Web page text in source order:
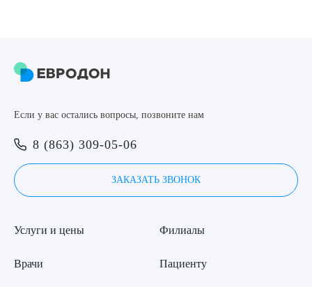
Если у вас остались вопросы, позвоните нам
8 (863) 309-05-06
ЗАКАЗАТЬ ЗВОНОК
Услуги и цены
Врачи
Филиалы
Пациенту